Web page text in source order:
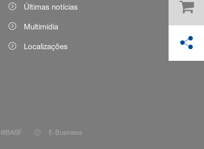
Últimas notícias
Multimídia
Localizações
E-Business